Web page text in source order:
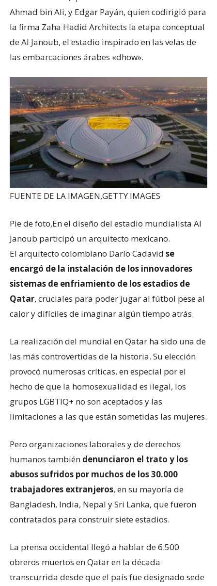
Ahmad bin Ali, y Edgar Payán, quien codirigió para
la firma Zaha Hadid Architects la etapa conceptual
de Al Janoub, el estadio inspirado en las velas de
las embarcaciones árabes «dhow».
FUENTE DE LA IMAGEN,GETTY IMAGES
Pie de foto,En el diseño del estadio mundialista Al
Janoub participó un arquitecto mexicano.
El arquitecto colombiano Darío Cadavid se
encargó de la instalación de los innovadores
sistemas de enfriamiento de los estadios de
Qatar, cruciales para poder jugar al fútbol pese al
calor y difíciles de imaginar algún tiempo atrás.
La realización del mundial en Qatar ha sido una de
las más controvertidas de la historia. Su elección
provocó numerosas críticas, en especial por el
hecho de que la homosexualidad es ilegal, los
grupos LGBTIQ+ no son aceptados y las
limitaciones a las que están sometidas las mujeres.
Pero organizaciones laborales y de derechos
humanos también denunciaron el trato y los
abusos sufridos por muchos de los 30.000
trabajadores extranjeros, en su mayoría de
Bangladesh, India, Nepal y Sri Lanka, que fueron
contratados para construir siete estadios.
La prensa occidental llegó a hablar de 6.500
obreros muertos en Qatar en la década
transcurrida desde que el país fue designado sede